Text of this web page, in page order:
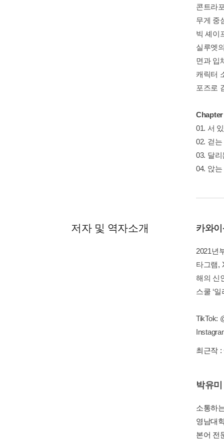
콘트라
무게 중
빅 셰이
실루엣
면과 입
캐릭터
포즈로
Chapter
01. 서
02. 걷는
03. 달
04. 앉는
저자 및 역자소개 카와
2021년
타그램,
해의 신
스쿨 ‘
TikTok:
최근작 :
박유미
소통하
영남대
본어 전